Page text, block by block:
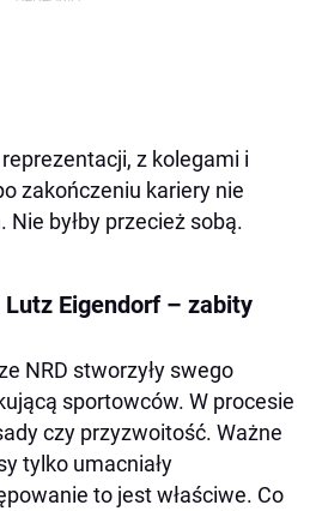
reprezentacji, z kolegami i
zakończeniu kariery nie
Nie byłby przecież sobą.
Eigendorf – zabity
NRD stworzyły swego
sportowców. W procesie
czy przyzwoitość. Ważne
tylko umacniały
to jest właściwe. Co